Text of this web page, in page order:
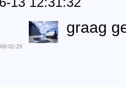
02-29
graag